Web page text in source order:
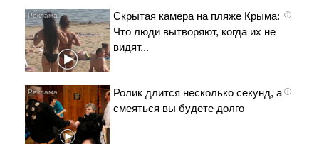
i
Скрытая камера на пляже Крыма:
Что люди вытворяют, когда их не
видят...
i
Ролик длится несколько секунд, а
смеяться вы будете долго